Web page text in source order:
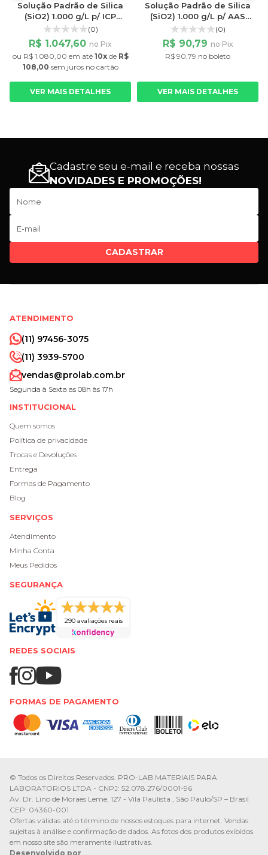
Solução Padrão de Silica
(SiO2) 1.000 g/L p/ ICP
Frasco de 1000ML
(0)
R$ 1.047,60 no Pix
ou R$ 1.080,00 em até 10xde R$
108,00 sem jurosno cartão
VER MAIS DETALHES
Solução Padrão de Silica
(SiO2) 1.000 g/L p/ AAS
Frasco de 125ML
(0)
R$ 90,79 no Pix
R$ 90,79 no boleto
VER MAIS DETALHES
Cadastre seu e-mail e receba nossas
NOVIDADES E PROMOÇÕES!
CADASTRAR
ATENDIMENTO
(11) 97456-3075
(11) 3939-5700
vendas@prolab.com.br
Segunda à Sexta as 08h às 17h
INSTITUCIONAL
Quem somos
Política de privacidade
Trocas e Devoluções
Entrega
Formas de Pagamento
Blog
SERVIÇOS
Atendimento
Minha Conta
Meus Pedidos
SEGURANÇA
290 avaliações reais
REDES SOCIAIS
FORMAS DE PAGAMENTO
© Todos os Direitos Reservados. PRO-LAB MATERIAIS PARA
LABORATORIOS LTDA - CNPJ: 52.078.276/0001-96
Av. Dr. Lino de Moraes Leme, 127 - Vila Paulista , São Paulo/SP – Brasil
CEP: 04360-001
Ofertas válidas até o término de nossos estoques para internet. Vendas
sujeitas à análise e confirmação de dados. As fotos dos produtos exibidos
em nosso site são meramente ilustrativas.
Desenvolvido por